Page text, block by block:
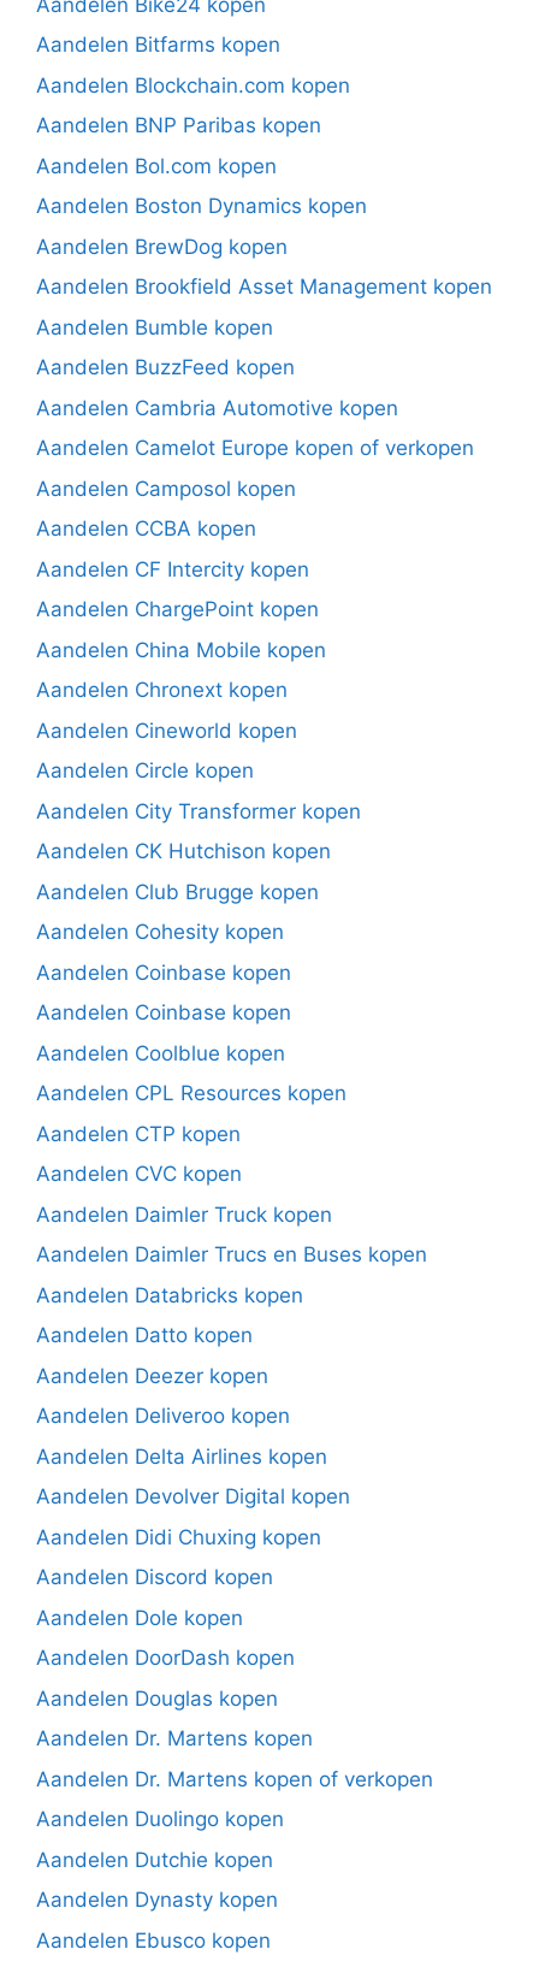
Aandelen Bitfarms kopen
Aandelen Blockchain.com kopen
Aandelen BNP Paribas kopen
Aandelen Bol.com kopen
Aandelen Boston Dynamics kopen
Aandelen BrewDog kopen
Aandelen Brookfield Asset Management kopen
Aandelen Bumble kopen
Aandelen BuzzFeed kopen
Aandelen Cambria Automotive kopen
Aandelen Camelot Europe kopen of verkopen
Aandelen Camposol kopen
Aandelen CCBA kopen
Aandelen CF Intercity kopen
Aandelen ChargePoint kopen
Aandelen China Mobile kopen
Aandelen Chronext kopen
Aandelen Cineworld kopen
Aandelen Circle kopen
Aandelen City Transformer kopen
Aandelen CK Hutchison kopen
Aandelen Club Brugge kopen
Aandelen Cohesity kopen
Aandelen Coinbase kopen
Aandelen Coinbase kopen
Aandelen Coolblue kopen
Aandelen CPL Resources kopen
Aandelen CTP kopen
Aandelen CVC kopen
Aandelen Daimler Truck kopen
Aandelen Daimler Trucs en Buses kopen
Aandelen Databricks kopen
Aandelen Datto kopen
Aandelen Deezer kopen
Aandelen Deliveroo kopen
Aandelen Delta Airlines kopen
Aandelen Devolver Digital kopen
Aandelen Didi Chuxing kopen
Aandelen Discord kopen
Aandelen Dole kopen
Aandelen DoorDash kopen
Aandelen Douglas kopen
Aandelen Dr. Martens kopen
Aandelen Dr. Martens kopen of verkopen
Aandelen Duolingo kopen
Aandelen Dutchie kopen
Aandelen Dynasty kopen
Aandelen Ebusco kopen